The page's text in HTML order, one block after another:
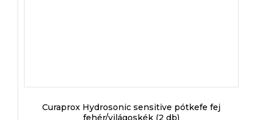
Curaprox Hydrosonic sensitive pótkefe fej
fehér/világoskék (2 db)